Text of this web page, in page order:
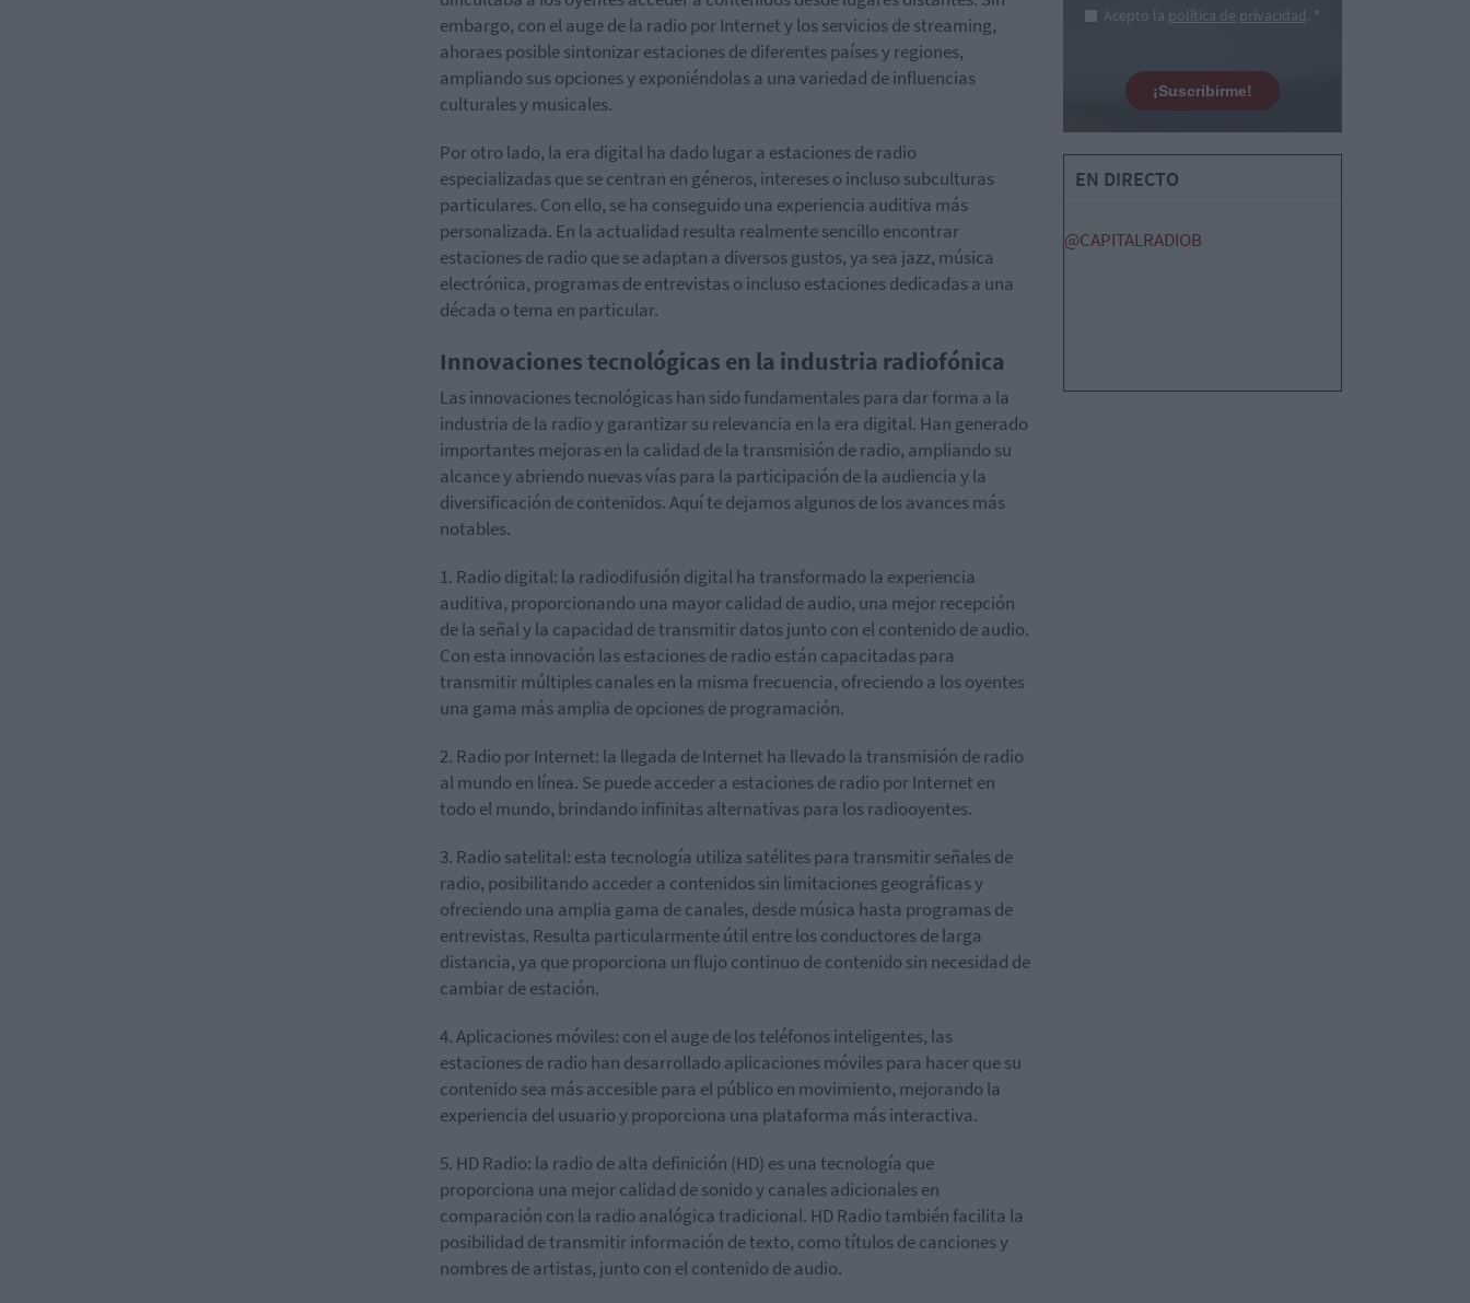
embargo, con el auge de la radio por Internet y los servicios de streaming,
ahoraes posible sintonizar estaciones de diferentes países y regiones,
ampliando sus opciones y exponiéndolas a una variedad de influencias
culturales y musicales.
Por otro lado, la era digital ha dado lugar a estaciones de radio
especializadas que se centran en géneros, intereses o incluso subculturas
particulares. Con ello, se ha conseguido una experiencia auditiva más
personalizada. En la actualidad resulta realmente sencillo encontrar
estaciones de radio que se adaptan a diversos gustos, ya sea jazz, música
electrónica, programas de entrevistas o incluso estaciones dedicadas a una
década o tema en particular.
Innovaciones tecnológicas en la industria radiofónica
Las innovaciones tecnológicas han sido fundamentales para dar forma a la
industria de la radio y garantizar su relevancia en la era digital. Han generado
importantes mejoras en la calidad de la transmisión de radio, ampliando su
alcance y abriendo nuevas vías para la participación de la audiencia y la
diversificación de contenidos. Aquí te dejamos algunos de los avances más
notables.
1. Radio digital: la radiodifusión digital ha transformado la experiencia
auditiva, proporcionando una mayor calidad de audio, una mejor recepción
de la señal y la capacidad de transmitir datos junto con el contenido de audio.
Con esta innovación las estaciones de radio están capacitadas para
transmitir múltiples canales en la misma frecuencia, ofreciendo a los oyentes
una gama más amplia de opciones de programación.
2. Radio por Internet: la llegada de Internet ha llevado la transmisión de radio
al mundo en línea. Se puede acceder a estaciones de radio por Internet en
todo el mundo, brindando infinitas alternativas para los radiooyentes.
3. Radio satelital: esta tecnología utiliza satélites para transmitir señales de
radio, posibilitando acceder a contenidos sin limitaciones geográficas y
ofreciendo una amplia gama de canales, desde música hasta programas de
entrevistas. Resulta particularmente útil entre los conductores de larga
distancia, ya que proporciona un flujo continuo de contenido sin necesidad de
cambiar de estación.
4. Aplicaciones móviles: con el auge de los teléfonos inteligentes, las
estaciones de radio han desarrollado aplicaciones móviles para hacer que su
contenido sea más accesible para el público en movimiento, mejorando la
experiencia del usuario y proporciona una plataforma más interactiva.
5. HD Radio: la radio de alta definición (HD) es una tecnología que
proporciona una mejor calidad de sonido y canales adicionales en
comparación con la radio analógica tradicional. HD Radio también facilita la
posibilidad de transmitir información de texto, como títulos de canciones y
nombres de artistas, junto con el contenido de audio.
Acepto la política de privacidad. *
¡Suscribirme!
EN DIRECTO
@CAPITALRADIOB